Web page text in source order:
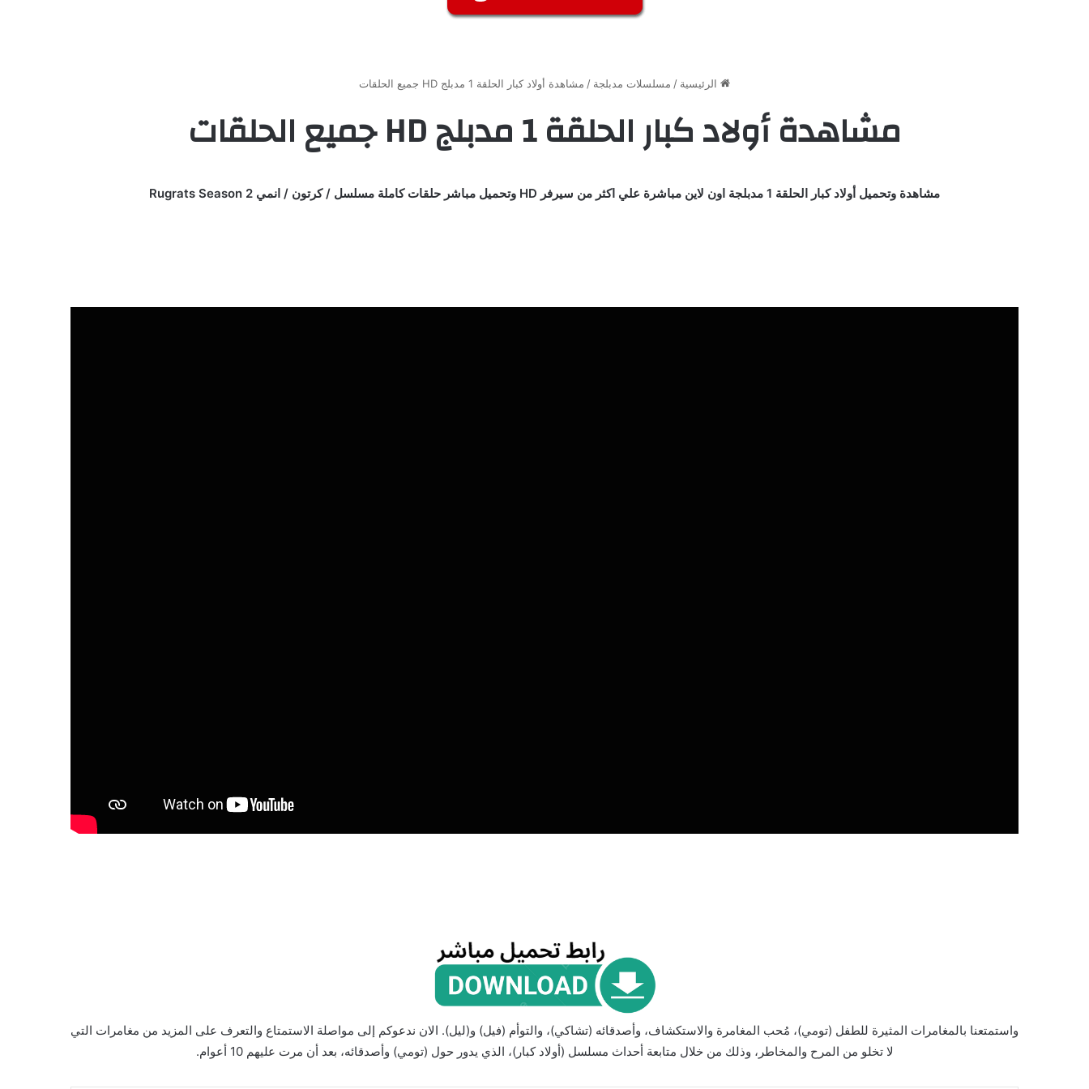
الرئيسية / مسلسلات مدبلجة / مشاهدة أولاد كبار الحلقة 1 مدبلج HD جميع الحلقات
مشاهدة أولاد كبار الحلقة 1 مدبلج HD جميع الحلقات
مشاهدة وتحميل أولاد كبار الحلقة 1 مدبلجة اون لاين مباشرة علي اكثر من سيرفر HD وتحميل مباشر حلقات كاملة مسلسل / كرتون / انمي Rugrats Season 2
واستمتعنا بالمغامرات المثيرة للطفل (تومي)، مُحب المغامرة والاستكشاف، وأصدقائه (تشاكي)، والتوأم (فيل) و(ليل). الان ندعوكم إلى مواصلة الاستمتاع والتعرف على المزيد من مغامرات التي
لا تخلو من المرح والمخاطر، وذلك من خلال متابعة أحداث مسلسل (أولاد كبار)، الذي يدور حول (تومي) وأصدقائه، بعد أن مرت عليهم 10 أعوام.